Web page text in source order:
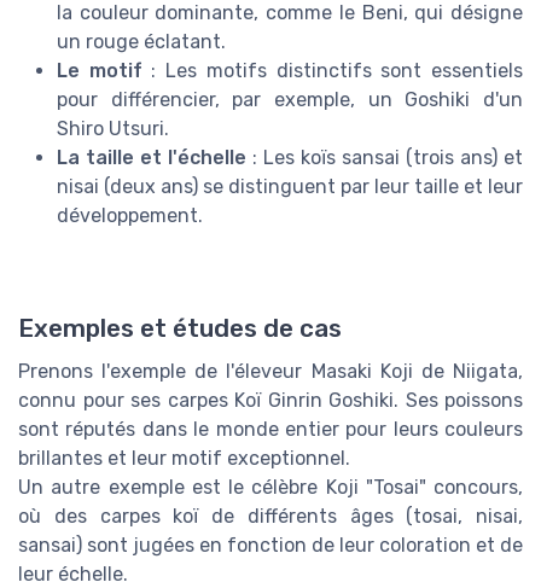
la couleur dominante, comme le Beni, qui désigne
un rouge éclatant.
Le motif : Les motifs distinctifs sont essentiels
pour différencier, par exemple, un Goshiki d'un
Shiro Utsuri.
La taille et l'échelle : Les koïs sansai (trois ans) et
nisai (deux ans) se distinguent par leur taille et leur
développement.
Exemples et études de cas
Prenons l'exemple de l'éleveur Masaki Koji de Niigata,
connu pour ses carpes Koï Ginrin Goshiki. Ses poissons
sont réputés dans le monde entier pour leurs couleurs
brillantes et leur motif exceptionnel.
Un autre exemple est le célèbre Koji "Tosai" concours,
où des carpes koï de différents âges (tosai, nisai,
sansai) sont jugées en fonction de leur coloration et de
leur échelle.